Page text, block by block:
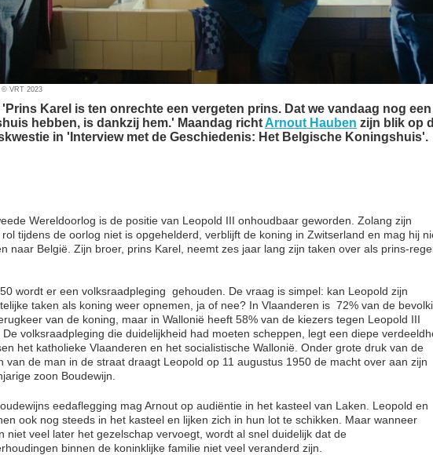
© VRT 2023
Karel is ten onrechte een vergeten prins. Dat we vandaag nog een
hebben, is dankzij hem.' Maandag richtArnout Hauben zijn blik op
in 'Interview met de Geschiedenis: Het Belgische Koningshuis'.
Wereldoorlog is de positie van Leopold III onhoudbaar geworden. Zolang zijn
tijdens de oorlog niet is opgehelderd, verblijft de koning in Zwitserland en mag hij
naar België. Zijn broer, prins Karel, neemt zes jaar lang zijn taken over als prins-
wordt er een volksraadpleging ​ gehouden. De vraag is simpel: kan Leopold zijn
taken als koning weer opnemen, ja of nee? In Vlaanderen is ​ 72% van de
van de koning, maar in Wallonië heeft 58% van de kiezers tegen Leopold III
volksraadpleging die duidelijkheid had moeten scheppen, legt een diepe
het katholieke Vlaanderen en het socialistische Wallonië. Onder grote druk van de
van de man in de straat draagt Leopold op 11 augustus 1950 de macht over aan zijn
zoon Boudewijn.
eedaflegging mag Arnout op audiëntie in het kasteel van Laken. Leopold en
ook nog steeds in het kasteel en lijken zich in hun lot te schikken. Maar wanneer
niet veel later het gezelschap vervoegt, wordt al snel duidelijk dat de
binnen de koninklijke familie niet veel veranderd zijn.